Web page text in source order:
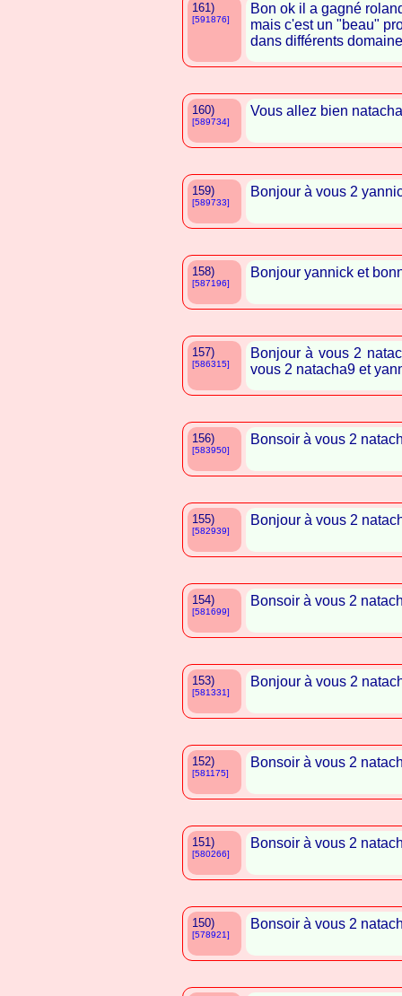
161)
[591876]
Bon ok il a gagné
mais c'est un "beau"
dans différents
160)
[589734]
Vous allez bien
159)
[589733]
Bonjour à vous 2
158)
[587196]
Bonjour yannick et
157)
[586315]
Bonjour à vous 2
vous 2 natacha9 et
156)
[583950]
Bonsoir à vous 2
155)
[582939]
Bonjour à vous 2
154)
[581699]
Bonsoir à vous 2
153)
[581331]
Bonjour à vous 2
152)
[581175]
Bonsoir à vous 2
151)
[580266]
Bonsoir à vous 2
150)
[578921]
Bonsoir à vous 2